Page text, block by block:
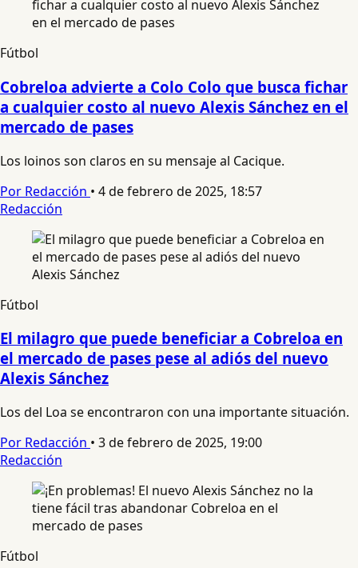
Fútbol
Cobreloa advierte a Colo Colo que busca fichar
a cualquier costo al nuevo Alexis Sánchez en el
mercado de pases
Los loinos son claros en su mensaje al Cacique.
Por Redacción • 4 de febrero de 2025, 18:57
Redacción
Fútbol
El milagro que puede beneficiar a Cobreloa en
el mercado de pases pese al adiós del nuevo
Alexis Sánchez
Los del Loa se encontraron con una importante situación.
Por Redacción • 3 de febrero de 2025, 19:00
Redacción
Fútbol